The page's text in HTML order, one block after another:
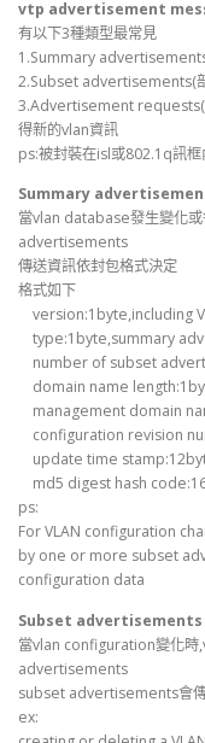
vtp advertisement
有以下3種類型最常見
1.Summary
2.Subset advertisements(
3.Advertisement requests(
得新的vlan資訊
ps:被封裝在isl或802.1q訊
Summary
當vlan database發生變化
advertisements
傳送資訊依封包格式決定
格式如下
version:1byte,including
type:1byte,summary adv
number of subset
domain name
management domain
configuration revision
update time
md5 digest hash
ps:
For VLAN configuration
by one or more subset
configuration data
Subset advertisements
當vlan configuration變化
advertisements
subset advertisements會
ex: